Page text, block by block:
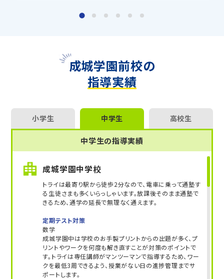
教室長兼教育プランナー 四角目 崇匡
成城学園前校の
指導実績
小学生 中学生 高校生
中学生の指導実績
成城学園中学校
トライは最寄り駅から徒歩2分なので、電車に乗って通塾す
る生徒さまも多くいらっしゃいます。放課後そのまま通塾で
きるため、通学の延長で無理なく通えます。
定期テスト対策
数学
成城学園中は学校のお手製プリントからの出題が多く、プ
リントやワークを何度も解き直すことが対策のポイントで
す。トライは専任講師がマンツーマンで指導するため、ワー
クを最低3周できるよう、授業がない日の進捗管理までサ
ポートします。